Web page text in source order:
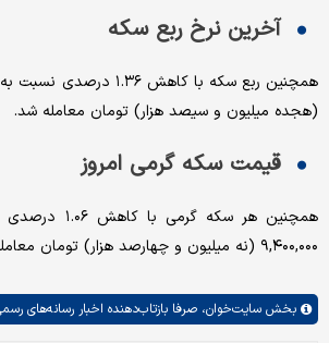
آخرین نرخ ربع سکه
(هجده میلیون و سیصد هزار) تومان معامله شد.
قیمت سکه گرمی امروز
۹,۴۰۰,۰۰۰ (نه میلیون و چهارصد هزار) تومان معامله شد.
بخش سایت‌خوان، صرفا بازتاب‌دهنده اخبار رسانه‌های